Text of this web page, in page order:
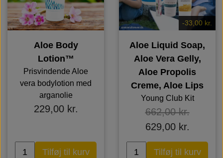
Aloe Body
Lotion™
Prisvindende Aloe
vera bodylotion med
arganolie
229,00 kr.
Tilføj til kurv
-33,00 kr.
Aloe Liquid Soap,
Aloe Vera Gelly,
Aloe Propolis
Creme, Aloe Lips
Young Club Kit
662,00 kr.
629,00 kr.
Tilføj til kurv